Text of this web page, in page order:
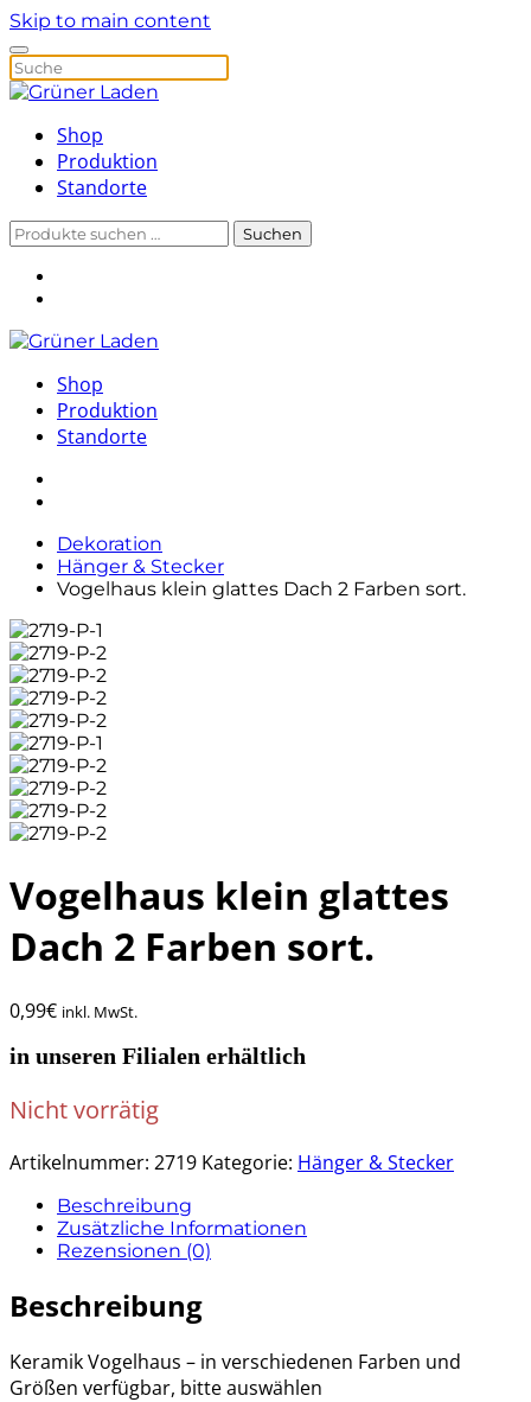
Skip to main content
Shop
Produktion
Standorte
Suchen
Suchen
Shop
Produktion
Standorte
Dekoration
Hänger & Stecker
Vogelhaus klein glattes Dach 2 Farben sort.
Vogelhaus klein glattes
Dach 2 Farben sort.
0,99€ inkl. MwSt.
in unseren Filialen erhältlich
Nicht vorrätig
Artikelnummer: 2719 Kategorie: Hänger & Stecker
Beschreibung
Zusätzliche Informationen
Rezensionen (0)
Beschreibung
Keramik Vogelhaus – in verschiedenen Farben und
Größen verfügbar, bitte auswählen